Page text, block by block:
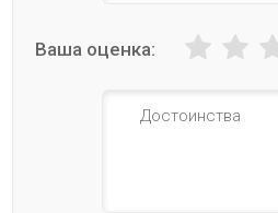
Ваша оценка: